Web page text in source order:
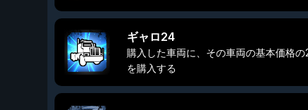
ギャロ24
購入した車両に、その車両の基本価格
を購入する